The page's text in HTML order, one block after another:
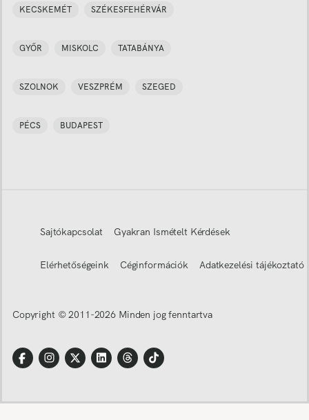
KECSKEMÉT SZÉKESFEHÉRVÁR
GYŐR MISKOLC TATABÁNYA
SZOLNOK VESZPRÉM SZEGED
PÉCS BUDAPEST
Sajtókapcsolat Gyakran Ismételt Kérdések
Elérhetőségeink Céginformációk Adatkezelési tájékoztató
Copyright © 2011-2026 Minden jog fenntartva